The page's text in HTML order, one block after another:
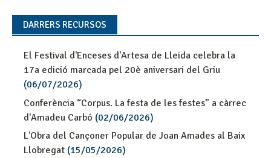
DARRERS RECURSOS
El Festival d'Enceses d'Artesa de Lleida celebra la
17a edició marcada pel 20è aniversari del Griu
(06/07/2026)
Conferència “Corpus. La festa de les festes” a càrrec
d'Amadeu Carbó (02/06/2026)
L'Obra del Cançoner Popular de Joan Amades al Baix
Llobregat (15/05/2026)